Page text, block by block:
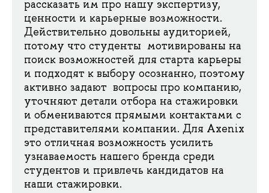
рассказать им про нашу экспертизу,
ценности и карьерные возможности.
Действительно довольны аудиторией,
потому что студенты мотивированы на
поиск возможностей для старта карьеры
и подходят к выбору осознанно, поэтому
активно задают вопросы про компанию,
уточняют детали отбора на стажировки
и обмениваются прямыми контактами с
представителями компании. Для Axenix
это отличная возможность усилить
узнаваемость нашего бренда среди
студентов и привлечь кандидатов на
наши стажировки.